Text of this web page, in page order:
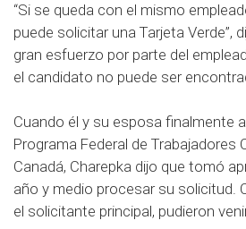
“Si se queda con el mismo
puede solicitar una Tarjeta Verde”,
gran esfuerzo por parte del
el candidato no puede ser
Cuando él y su esposa finalmente
Programa Federal de Trabajadores
Canadá, Charepka dijo que tomó
año y medio procesar su solicitud.
el solicitante principal, pudieron